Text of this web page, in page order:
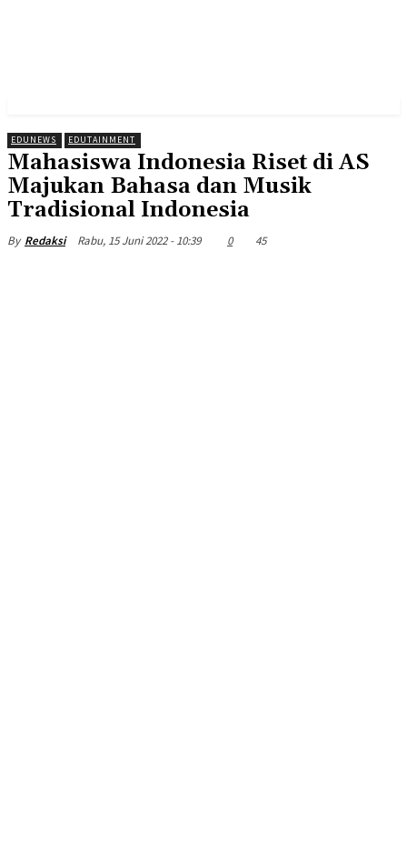
EDUNEWS EDUTAINMENT
Mahasiswa Indonesia Riset di AS
Majukan Bahasa dan Musik
Tradisional Indonesia
By Redaksi Rabu, 15 Juni 2022 - 10:39 0 45